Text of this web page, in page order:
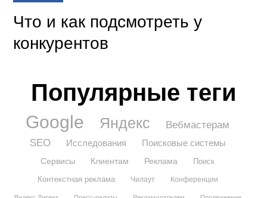
Что и как подсмотреть у
конкурентов
Популярные теги
Google Яндекс
Вебмастерам
SEO
Исследования Поисковые системы
Сервисы Клиентам Реклама
Поиск
Контекстная реклама
Чилаут Конференции